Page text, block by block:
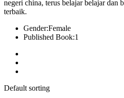
negeri china, terus belajar belajar dan
terbaik.
Gender:Female
Published Book:1
Default sorting